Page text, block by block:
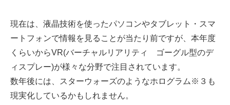
現在は、液晶技術を使ったパソコンやタブレット・スマ
ートフォンで情報を見ることが当たり前ですが、本年度
くらいからVR(バーチャルリアリティ ゴーグル型のデ
ィスプレー)が様々な分野で注目されています。
数年後には、スターウォーズのようなホログラム※３も
現実化しているかもしれません。